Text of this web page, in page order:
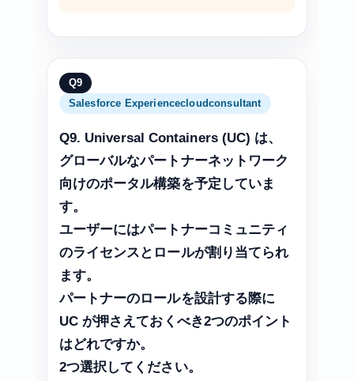
Q9
Salesforce Experiencecloudconsultant
Q9. Universal Containers (UC) は、
グローバルなパートナーネットワーク
向けのポータル構築を予定していま
す。
ユーザーにはパートナーコミュニティ
のライセンスとロールが割り当てられ
ます。
パートナーのロールを設計する際に
UC が押さえておくべき2つのポイント
はどれですか。
2つ選択してください。